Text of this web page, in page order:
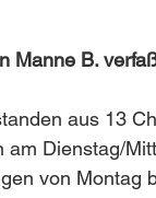
Manne B.
aus 13
am Dienstag/
von Montag